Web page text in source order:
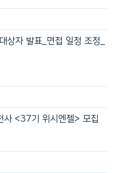
상자 발표_면접 일정 조정_
사 <37기 위시엔젤> 모집